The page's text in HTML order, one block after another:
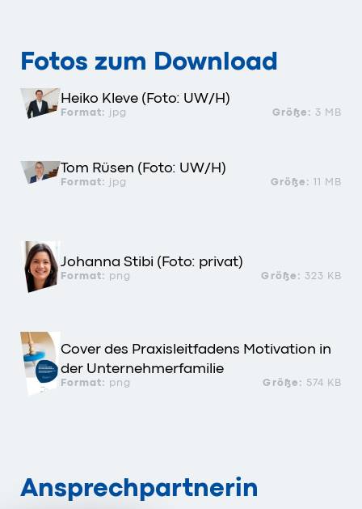
Fotos zum Download
Heiko Kleve (Foto: UW/H)
Format: jpg Größe: 3 MB
Tom Rüsen (Foto: UW/H)
Format: jpg Größe: 11 MB
Johanna Stibi (Foto: privat)
Format: png Größe: 323 KB
Cover des Praxisleitfadens Motivation in
der Unternehmerfamilie
Format: png Größe: 574 KB
Ansprechpartnerin